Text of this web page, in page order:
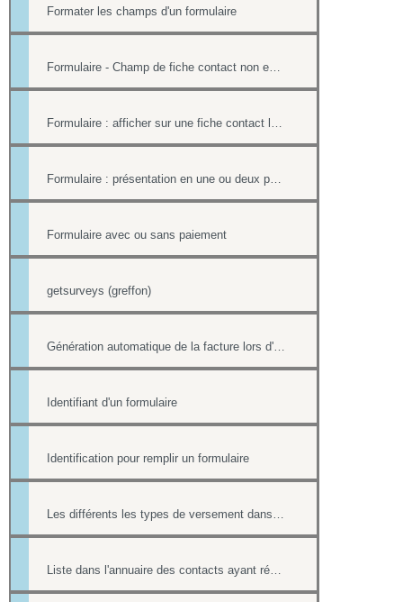
Formater les champs d'un formulaire
Formulaire - Champ de fiche contact non editable
Formulaire : afficher sur une fiche contact le lien ou le contenu d'un formulaire
Formulaire : présentation en une ou deux pages
Formulaire avec ou sans paiement
getsurveys (greffon)
Génération automatique de la facture lors d'un paiement par formulaire
Identifiant d'un formulaire
Identification pour remplir un formulaire
Les différents les types de versement dans un formulaire payant.
Liste dans l'annuaire des contacts ayant répondu à un formulaire